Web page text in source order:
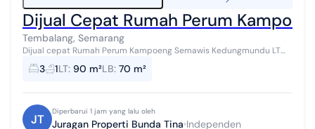
Dijual Cepat Rumah Perum
Tembalang, Semarang
Dijual cepat Rumah Perum Kampoeng Semawis Kedungmundu LT
90m2 LB 70m2 3 KT 1 kamar mandi Ruang Tamu Dapur Ruang
keluarga Sertifikat SHM Lis...
3 1LT: 90 m²LB: 70 m²
JT
Diperbarui 1 jam yang lalu oleh
Juragan Properti Bunda Tina Independen